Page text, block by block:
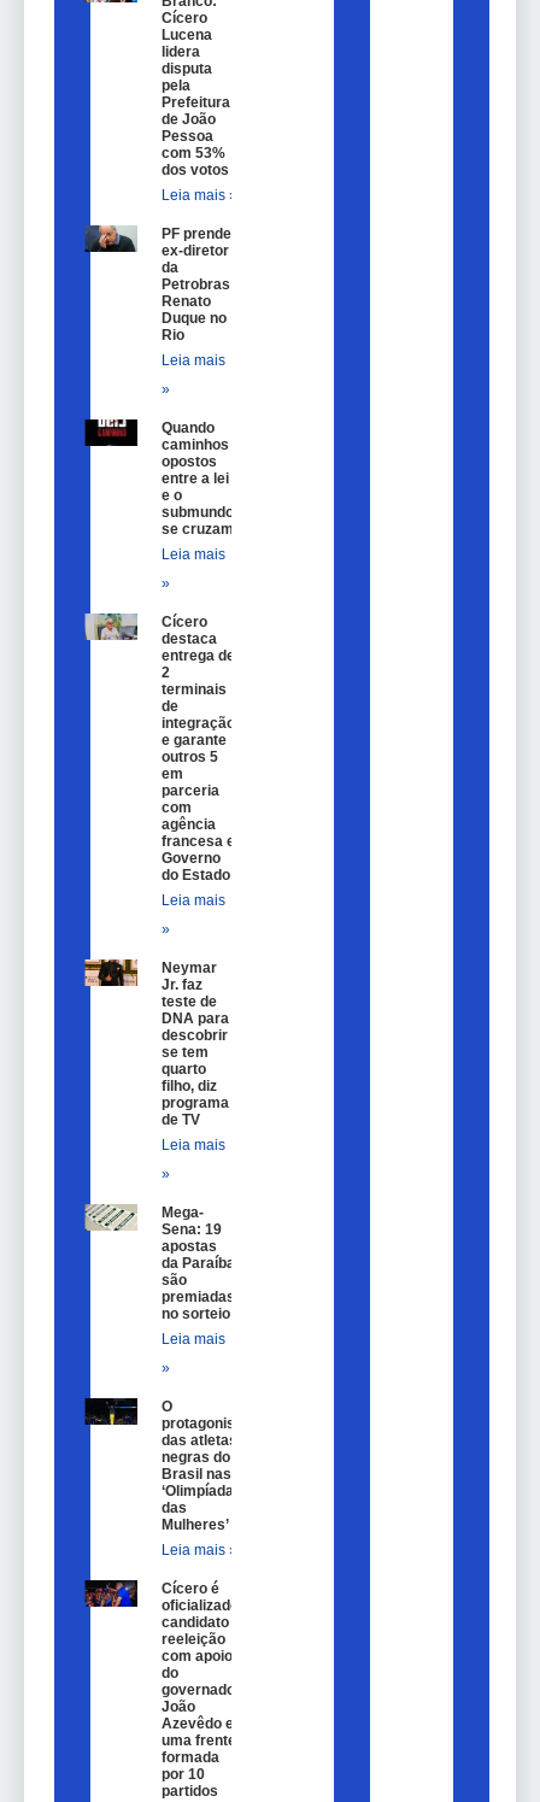
Cícero
Lucena
lidera
disputa
pela
Prefeitura
de João
Pessoa
com 53%
dos votos
Leia mais »
PF prende
ex-diretor
da
Petrobras
Renato
Duque no
Rio
Leia mais
»
Quando
caminhos
opostos
entre a lei
e o
submundo
se cruzam
Leia mais
»
Cícero
destaca
entrega de
2
terminais
de
integração
e garante
outros 5
em
parceria
com
agência
francesa e
Governo
do Estado
Leia mais
»
Neymar
Jr. faz
teste de
DNA para
descobrir
se tem
quarto
filho, diz
programa
de TV
Leia mais
»
Mega-
Sena: 19
apostas
da Paraíba
são
premiadas
no sorteio
Leia mais
»
O
protagonismo
das atletas
negras do
Brasil nas
‘Olimpíadas
das
Mulheres’
Leia mais »
Cícero é
oficializado
candidato a
reeleição
com apoio
do
governador
João
Azevêdo e
uma frente
formada
por 10
partidos